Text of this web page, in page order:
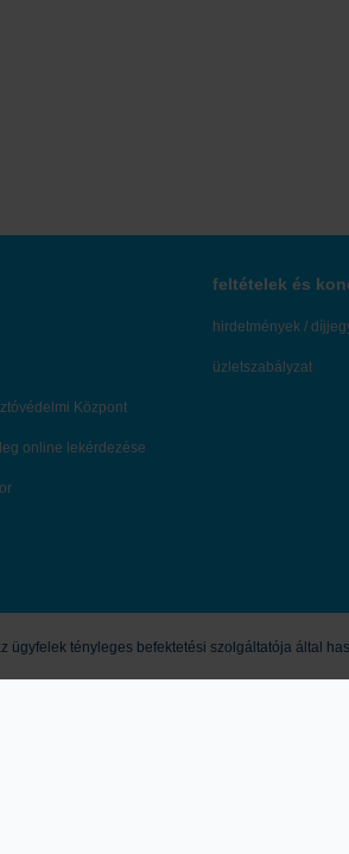
Központ
online lekérdezése
feltételek és
hirdetmények /
üzletszabályzat
tényleges befektetési szolgáltatója által